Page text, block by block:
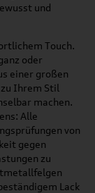
und
Touch.
oder
einer großen
Ihrem Stil
machen.
Alle
von
gegen
zu
Lack